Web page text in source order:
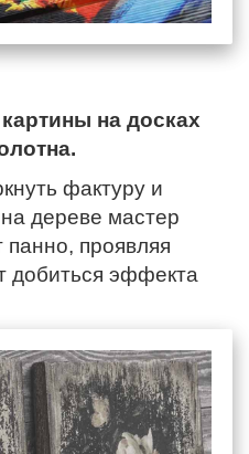
на досках
фактуру и
дереве мастер
проявляя
добиться эффекта